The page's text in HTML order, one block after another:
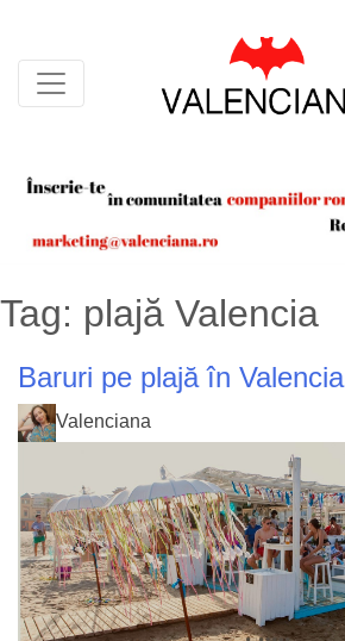
content
Tag: plajă Valencia
Baruri pe plajă în Valencia
Valenciana